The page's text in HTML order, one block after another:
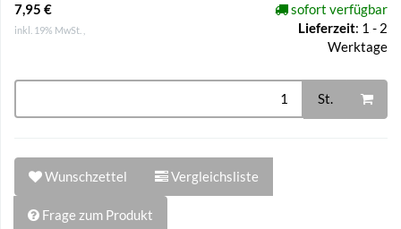
7,95 €
inkl. 19% MwSt. ,
sofort verfügbar
Lieferzeit: 1 - 2
Werktage
St.
Wunschzettel Vergleichsliste
Frage zum Produkt